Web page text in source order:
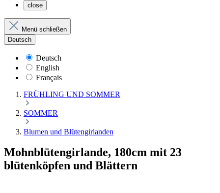
close
Menü schließen
Deutsch
Deutsch
English
Français
FRÜHLING UND SOMMER
SOMMER
Blumen und Blütengirlanden
Mohnblütengirlande, 180cm mit 23
blütenköpfen und Blättern